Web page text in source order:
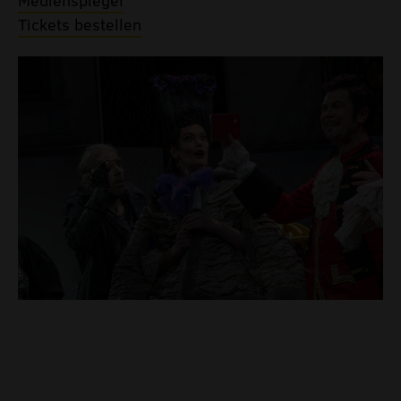
eigenproduktionen mtg
Tickets bestellen